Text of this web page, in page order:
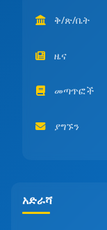
ቅ/ጽ/ቤት
ዜና
መጣጥፎች
ያግኙን
አድራሻ